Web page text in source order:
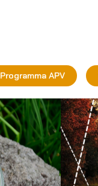
Programma APV